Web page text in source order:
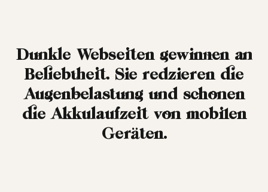
Dunkle Webseiten gewinnen an
Beliebtheit. Sie redzieren die
Augenbelastung und schonen
die Akkulaufzeit von mobilen
Geräten.